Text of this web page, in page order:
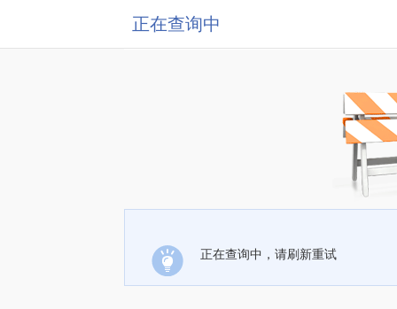
正在查询中
正在查询中，请刷新重试